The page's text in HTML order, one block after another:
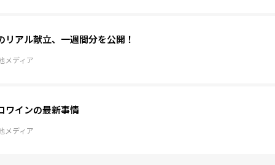
アル献立、一週間分を公開！
メディア
ワインの最新事情
メディア